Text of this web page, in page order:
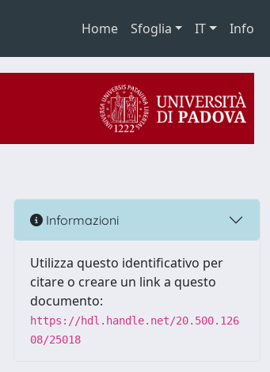
Home Sfoglia IT Info
Informazioni
Utilizza questo identificativo per
citare o creare un link a questo
documento:
https://hdl.handle.net/20.500.126
08/25018